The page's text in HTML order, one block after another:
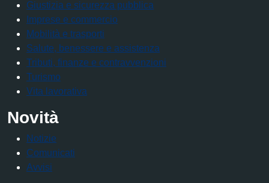
Giustizia e sicurezza pubblica
Imprese e commercio
Mobilità e trasporti
Salute, benessere e assistenza
Tributi, finanze e contravvenzioni
Turismo
Vita lavorativa
Novità
Notizie
Comunicati
Avvisi